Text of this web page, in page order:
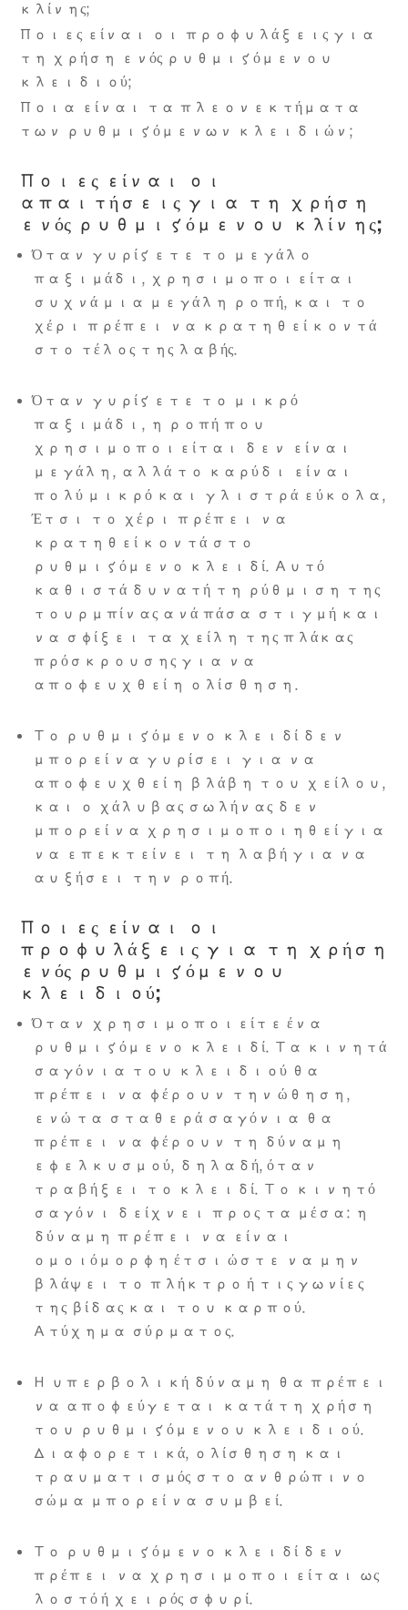
κλίνης;
Ποιες είναι οι προφυλάξεις για
τη χρήση ενός ρυθμιζόμενου
κλειδιού;
Ποια είναι τα πλεονεκτήματα
των ρυθμιζόμενων κλειδιών;
Ποιες είναι οι
απαιτήσεις για τη χρήση
ενός ρυθμιζόμενου κλίνης;
Όταν γυρίζετε το μεγάλο
παξιμάδι, χρησιμοποιείται
συχνά μια μεγάλη ροπή, και το
χέρι πρέπει να κρατηθεί κοντά
στο τέλος της λαβής.
Όταν γυρίζετε το μικρό
παξιμάδι, η ροπή που
χρησιμοποιείται δεν είναι
μεγάλη, αλλά το καρύδι είναι
πολύ μικρό και γλιστρά εύκολα,
Έτσι το χέρι πρέπει να
κρατηθεί κοντά στο
ρυθμιζόμενο κλειδί. Αυτό
καθιστά δυνατή τη ρύθμιση της
τουρμπίνας ανά πάσα στιγμή και
να σφίξει τα χείλη της πλάκας
πρόσκρουσης για να
αποφευχθεί η ολίσθηση.
Το ρυθμιζόμενο κλειδί δεν
μπορεί να γυρίσει για να
αποφευχθεί η βλάβη του χείλου,
και ο χάλυβας σωλήνας δεν
μπορεί να χρησιμοποιηθεί για
να επεκτείνει τη λαβή για να
αυξήσει την ροπή.
Ποιες είναι οι
προφυλάξεις για τη χρήση
ενός ρυθμιζόμενου
κλειδιού;
Όταν χρησιμοποιείτε ένα
ρυθμιζόμενο κλειδί. Τα κινητά
σαγόνια του κλειδιού θα
πρέπει να φέρουν την ώθηση,
ενώ τα σταθερά σαγόνια θα
πρέπει να φέρουν τη δύναμη
εφελκυσμού, δηλαδή, όταν
τραβήξει το κλειδί. Το κινητό
σαγόνι δείχνει προς τα μέσα: η
δύναμη πρέπει να είναι
ομοιόμορφη έτσι ώστε να μην
βλάψει το πλήκτρο ή τις γωνίες
της βίδας και του καρπού.
Ατύχημα σύρματος.
Η υπερβολική δύναμη θα πρέπει
να αποφεύγεται κατά τη χρήση
του ρυθμιζόμενου κλειδιού.
Διαφορετικά, ολίσθηση και
τραυματισμός στο ανθρώπινο
σώμα μπορεί να συμβεί.
Το ρυθμιζόμενο κλειδί δεν
πρέπει να χρησιμοποιείται ως
λοστό ή χειρός σφυρί.